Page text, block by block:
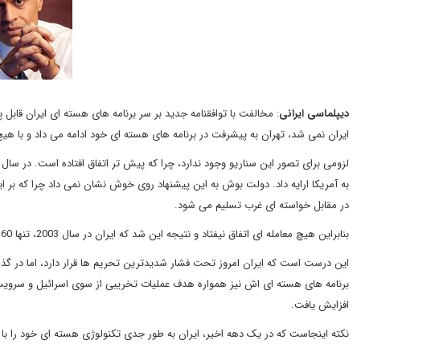
دیپلماسی ایرانی: مخالفت با توافقنامه جدید بر سر برنامه های هسته ای ایران
ایران نمی شد، تهران به پیشرفت در برنامه های هسته ای خود ادامه می داد و با
به آمریکا ارایه داد. دولت بوش به این پیشنهاد روی خوش نشان نمی داد چرا که
در مقابل خواسته ای غرب تسلیم می شود.
بنابراین هیچ معامله ای اتفاق نیفتاد و نتیجه این شد که ایران در سال 2003، تنها 160 دستگاه سانتریفوژ داشت و امروز 19 هزار دستگاه.
این درست است که ایران امروز تحت فشار شدیدترین تحریم ها قرار دارد، اما در
برنامه های هسته ای اش نیز همواره هدف عملیات تخریبی از سوی اسرائیل و
افزایش یافت.
نکته اینجاست که در یک دهه اخیر، ایران به طور جدی تکنولوژی هسته ای خود را